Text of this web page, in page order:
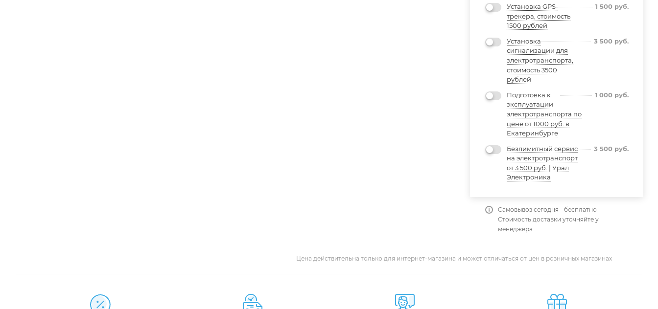
Установка GPS-
трекера, стоимость
1500 рублей
1 500руб.
Установка
сигнализации для
электротранспорта,
стоимость 3500
рублей
3 500руб.
Подготовка к
эксплуатации
электротранспорта по
цене от 1000 руб. в
Екатеринбурге
1 000руб.
Безлимитный сервис
на электротранспорт
от 3 500 руб. | Урал
Электроника
3 500руб.
Самовывоз сегодня - бесплатно
Стоимость доставки уточняйте у
менеджера
Цена действительна только для интернет-магазина и может отличаться от цен в розничных магазинах